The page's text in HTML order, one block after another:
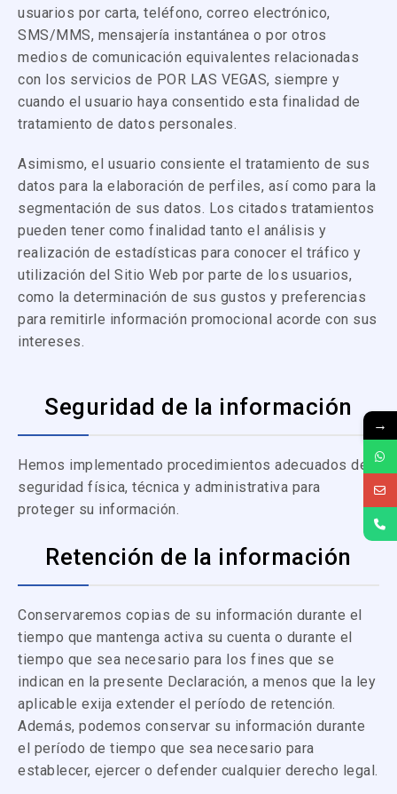
usuarios por carta, teléfono, correo electrónico,
SMS/MMS, mensajería instantánea o por otros
medios de comunicación equivalentes relacionadas
con los servicios de POR LAS VEGAS, siempre y
cuando el usuario haya consentido esta finalidad de
tratamiento de datos personales.
Asimismo, el usuario consiente el tratamiento de sus
datos para la elaboración de perfiles, así como para la
segmentación de sus datos. Los citados tratamientos
pueden tener como finalidad tanto el análisis y
realización de estadísticas para conocer el tráfico y
utilización del Sitio Web por parte de los usuarios,
como la determinación de sus gustos y preferencias
para remitirle información promocional acorde con sus
intereses.
Seguridad de la información
Hemos implementado procedimientos adecuados de
seguridad física, técnica y administrativa para
proteger su información.
Retención de la información
Conservaremos copias de su información durante el
tiempo que mantenga activa su cuenta o durante el
tiempo que sea necesario para los fines que se
indican en la presente Declaración, a menos que la ley
aplicable exija extender el período de retención.
Además, podemos conservar su información durante
el período de tiempo que sea necesario para
establecer, ejercer o defender cualquier derecho legal.
→